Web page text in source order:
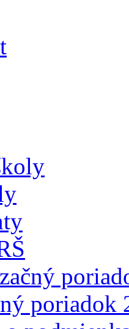
poriadok